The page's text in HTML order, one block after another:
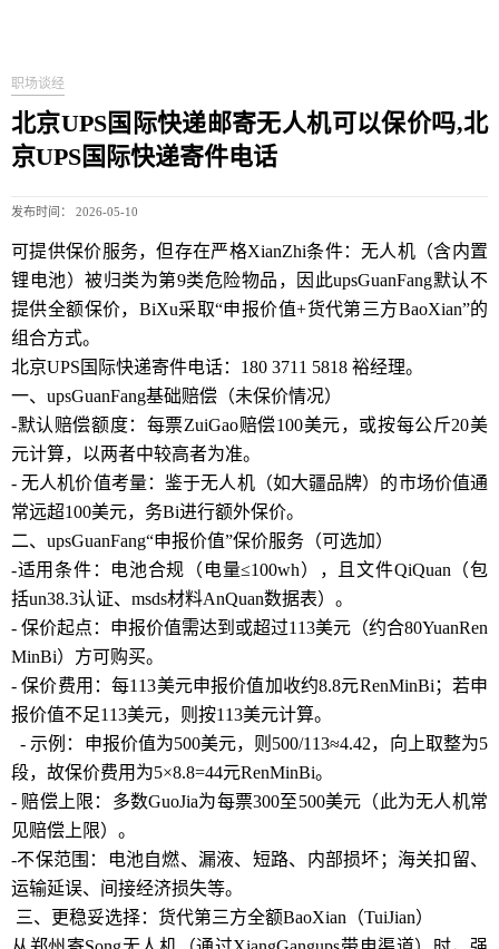
职场谈经
北京UPS国际快递邮寄无人机可以保价吗,北
京UPS国际快递寄件电话
发布时间： 2026-05-10
可提供保价服务，但存在严格XianZhi条件：无人机（含内置
锂电池）被归类为第9类危险物品，因此upsGuanFang默认不
提供全额保价，BiXu采取“申报价值+货代第三方BaoXian”的
组合方式。
北京UPS国际快递寄件电话：180 3711 5818 裕经理。
一、upsGuanFang基础赔偿（未保价情况）
-默认赔偿额度：每票ZuiGao赔偿100美元，或按每公斤20美
元计算，以两者中较高者为准。
- 无人机价值考量：鉴于无人机（如大疆品牌）的市场价值通
常远超100美元，务Bi进行额外保价。
二、upsGuanFang“申报价值”保价服务（可选加）
-适用条件：电池合规（电量≤100wh），且文件QiQuan（包
括un38.3认证、msds材料AnQuan数据表）。
- 保价起点：申报价值需达到或超过113美元（约合80YuanRen
MinBi）方可购买。
- 保价费用：每113美元申报价值加收约8.8元RenMinBi；若申
报价值不足113美元，则按113美元计算。
- 示例：申报价值为500美元，则500/113≈4.42，向上取整为5
段，故保价费用为5×8.8=44元RenMinBi。
- 赔偿上限：多数GuoJia为每票300至500美元（此为无人机常
见赔偿上限）。
-不保范围：电池自燃、漏液、短路、内部损坏；海关扣留、
运输延误、间接经济损失等。
三、更稳妥选择：货代第三方全额BaoXian（TuiJian）